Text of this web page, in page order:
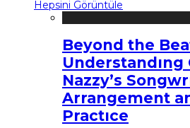
Hepsini Görüntüle
Beyond the
Understandıng
Nazzy’s
Arrangement
Practıce